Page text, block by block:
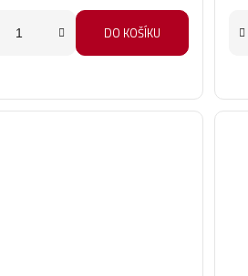
DO KOŠÍKU